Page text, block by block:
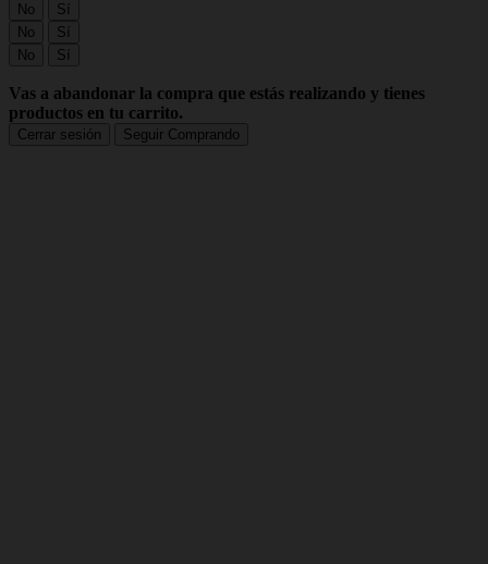
No
Sí
No
Sí
No
Sí
Vas a abandonar la compra que estás realizando y tienes
productos en tu carrito.
Cerrar sesión Seguir Comprando